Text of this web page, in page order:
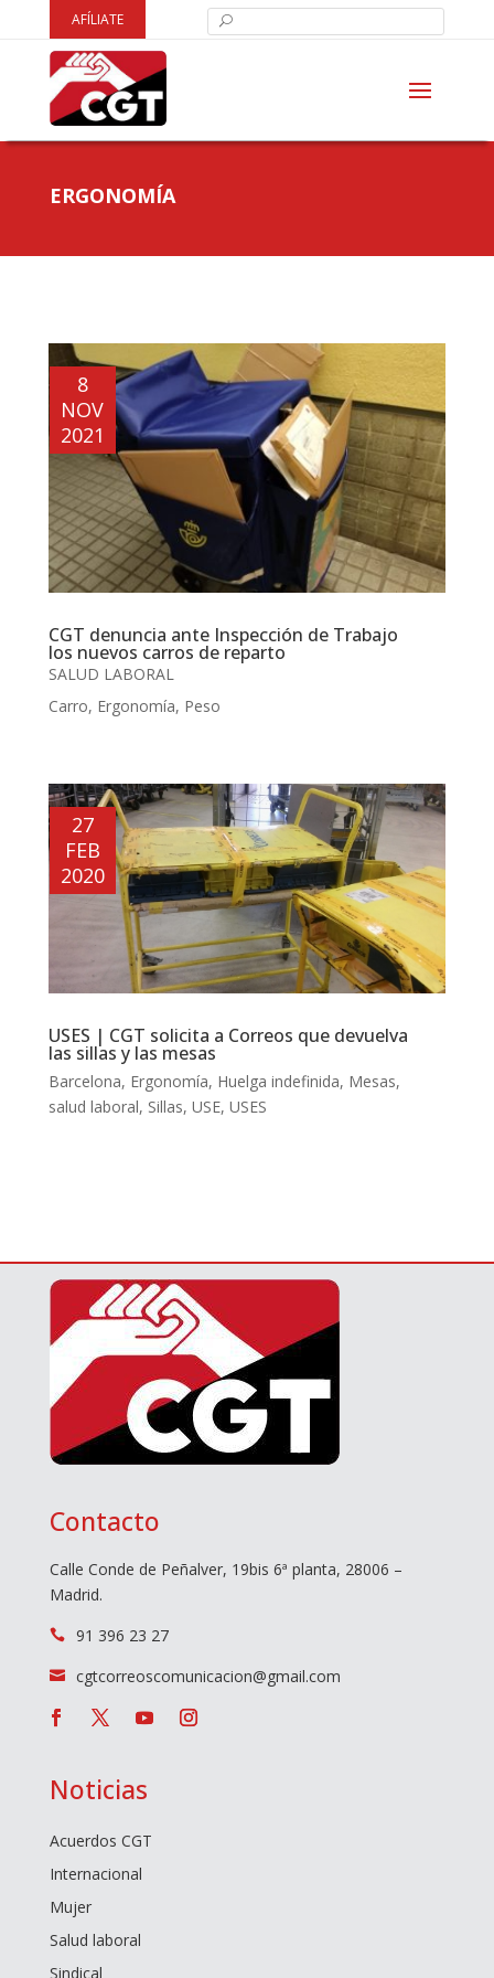
AFÍLIATE
ERGONOMÍA
CGT denuncia ante Inspección de Trabajo
los nuevos carros de reparto
8
NOV
2021
SALUD LABORAL
Carro, Ergonomía, Peso
USES | CGT solicita a Correos que devuelva
las sillas y las mesas
27
FEB
2020
Barcelona, Ergonomía, Huelga indefinida, Mesas,
salud laboral, Sillas, USE, USES
Contacto
Calle Conde de Peñalver, 19bis 6ª planta, 28006 –
Madrid.
 91 396 23 27
 cgtcorreoscomunicacion@gmail.com
Noticias
Acuerdos CGT
Internacional
Mujer
Salud laboral
Sindical